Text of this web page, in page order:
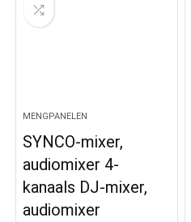
MENGPANELEN
SYNCO-mixer,
audiomixer 4-
kanaals DJ-mixer,
audiomixer